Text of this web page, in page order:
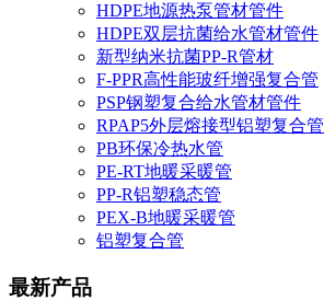
HDPE地源热泵管材管件
HDPE双层抗菌给水管材管件
新型纳米抗菌PP-R管材
F-PPR高性能玻纤增强复合管
PSP钢塑复合给水管材管件
RPAP5外层熔接型铝塑复合管
PB环保冷热水管
PE-RT地暖采暖管
PP-R铝塑稳态管
PEX-B地暖采暖管
铝塑复合管
最新产品